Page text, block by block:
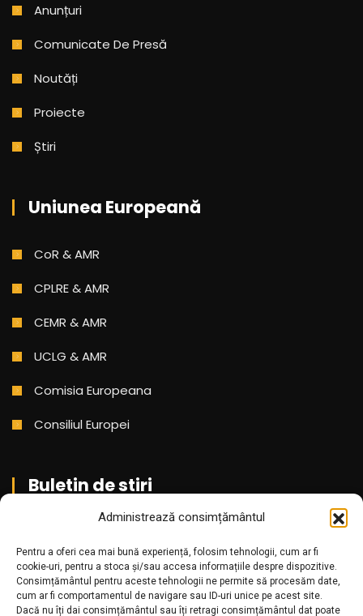
Administrează consimțământul
Pentru a oferi cea mai bună experiență, folosim tehnologii, cum ar fi
cookie-uri, pentru a stoca și/sau accesa informațiile despre dispozitive.
Consimțământul pentru aceste tehnologii ne permite să procesăm date,
cum ar fi comportamentul de navigare sau ID-uri unice pe acest site.
Dacă nu îți dai consimțământul sau îți retragi consimțământul dat poate
Anunțuri
Comunicate De Presă
Noutăți
Proiecte
Știri
Uniunea Europeană
CoR & AMR
CPLRE & AMR
CEMR & AMR
UCLG & AMR
Comisia Europeana
Consiliul Europei
Buletin de stiri
Aboneaza-te pentru a primi cele mai noi stiri din partea
noastra!